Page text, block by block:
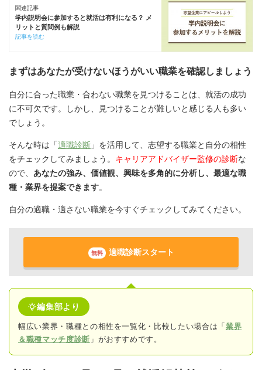
関連記事
学内説明会に参加すると就活は有利になる？ メ
リットと質問例も解説
記事を読む
まずはあなたが受けないほうがいい職業を確認しましょう
自分に合った職業・合わない職業を見つけることは、就活の成功
に不可欠です。しかし、見つけることが難しいと感じる人も多い
でしょう。
そんな時は「適職診断 」を活用して、志望する職業と自分の相性
をチェックしてみましょう。 キャリアアドバイザー監修の診断な
ので、 あなたの強み、価値観、興味を多角的に分析し、最適な職
種・業界を提案できます。
自分の適職・適さない職業を今すぐチェックしてみてください。
無料 適職診断スタート
編集部より
幅広い業界・職種との相性を一覧化・比較したい場合は「 業界
＆職種マッチ度診断 」がおすすめです。